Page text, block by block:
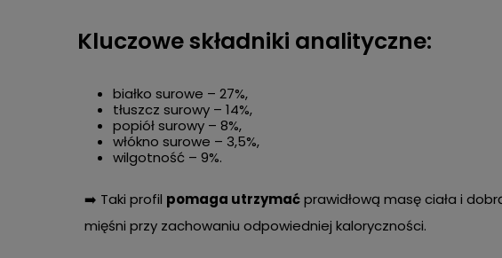
Kluczowe składniki analityczne:
białko surowe – 27%,
tłuszcz surowy – 14%,
popiół surowy – 8%,
włókno surowe – 3,5%,
wilgotność – 9%.
➡️ Taki profil pomaga utrzymaćprawidłową masę ciała i
mięśni przy zachowaniu odpowiedniej kaloryczności.